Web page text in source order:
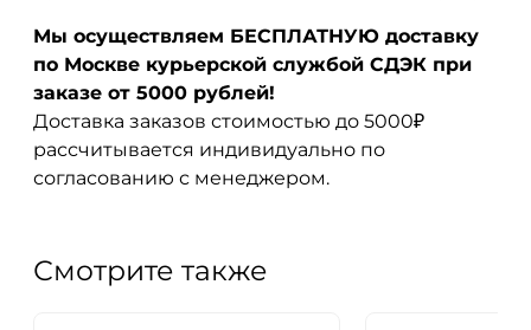
Мы осуществляем БЕСПЛАТНУЮ доставку
по Москве курьерской службой СДЭК при
заказе от 5000 рублей!
Доставка заказов стоимостью до 5000₽
рассчитывается индивидуально по
согласованию с менеджером.
Смотрите также